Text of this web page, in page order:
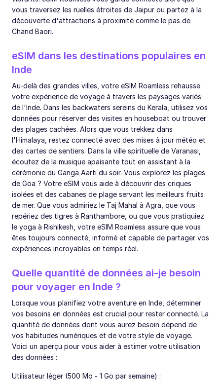
vous traversez les ruelles étroites de Jaipur ou partez à la
découverte d'attractions à proximité comme le pas de
Chand Baori.
eSIM dans les destinations populaires en
Inde
Au-delà des grandes villes, votre eSIM Roamless rehausse
votre expérience de voyage à travers les paysages variés
de l'Inde. Dans les backwaters sereins du Kerala, utilisez vos
données pour réserver des visites en houseboat ou trouver
des plages cachées. Alors que vous trekkez dans
l'Himalaya, restez connecté avec des mises à jour météo et
des cartes de sentiers. Dans la ville spirituelle de Varanasi,
écoutez de la musique apaisante tout en assistant à la
cérémonie du Ganga Aarti du soir. Vous explorez les plages
de Goa ? Votre eSIM vous aide à découvrir des criques
isolées et des cabanes de plage servant les meilleurs fruits
de mer. Que vous admiriez le Taj Mahal à Agra, que vous
repériez des tigres à Ranthambore, ou que vous pratiquiez
le yoga à Rishikesh, votre eSIM Roamless assure que vous
êtes toujours connecté, informé et capable de partager vos
expériences incroyables en temps réel.
Quelle quantité de données ai-je besoin
pour voyager en Inde ?
Lorsque vous planifiez votre aventure en Inde, déterminer
vos besoins en données est crucial pour rester connecté. La
quantité de données dont vous aurez besoin dépend de
vos habitudes numériques et de votre style de voyage.
Voici un aperçu pour vous aider à estimer votre utilisation
des données :
Utilisateur léger (500 Mo - 1 Go par semaine) :